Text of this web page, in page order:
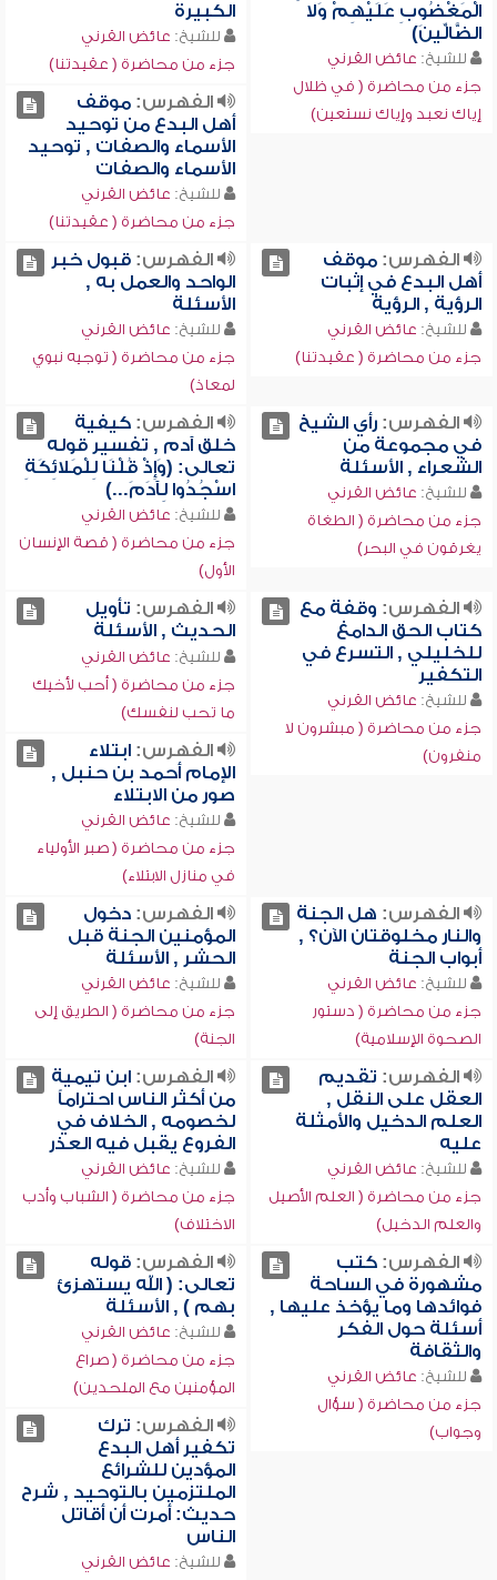
الْمَغْضُوبِ عَلَيْهِمْ وَلا
الضَّالِّينَ)
للشيخ: عائض القرني
جزء من محاضرة ( في ظلال
إياك نعبد وإياك نستعين)
الكبيرة
للشيخ: عائض القرني
جزء من محاضرة ( عقيدتنا)
الفهرس:موقف
أهل البدع من توحيد
الأسماء والصفات , توحيد
الأسماء والصفات
للشيخ: عائض القرني
جزء من محاضرة ( عقيدتنا)
الفهرس:موقف
أهل البدع في إثبات
الرؤية , الرؤية
للشيخ: عائض القرني
جزء من محاضرة ( عقيدتنا)
الفهرس:قبول خبر
الواحد والعمل به ,
الأسئلة
للشيخ: عائض القرني
جزء من محاضرة ( توجيه نبوي
لمعاذ)
الفهرس:رأي الشيخ
في مجموعة من
الشعراء , الأسئلة
للشيخ: عائض القرني
جزء من محاضرة ( الطغاة
يغرقون في البحر)
الفهرس:كيفية
خلق آدم , تفسير قوله
تعالى: (وَإِذْ قُلْنَا لِلْمَلائِكَةِ
اسْجُدُوا لِآدَمَ...)
للشيخ: عائض القرني
جزء من محاضرة ( قصة الإنسان
الأول)
الفهرس: وقفة مع
كتاب الحق الدامغ
للخليلي , التسرع في
التكفير
للشيخ: عائض القرني
جزء من محاضرة ( مبشرون لا
منفرون)
الفهرس: تأويل
الحديث , الأسئلة
للشيخ: عائض القرني
جزء من محاضرة ( أحب لأخيك
ما تحب لنفسك)
الفهرس:ابتلاء
الإمام أحمد بن حنبل ,
صور من الابتلاء
للشيخ: عائض القرني
جزء من محاضرة ( صبر الأولياء
في منازل الابتلاء)
الفهرس: هل الجنة
والنار مخلوقتان الآن؟ ,
أبواب الجنة
للشيخ: عائض القرني
جزء من محاضرة ( دستور
الصحوة الإسلامية)
الفهرس:دخول
المؤمنين الجنة قبل
الحشر , الأسئلة
للشيخ: عائض القرني
جزء من محاضرة ( الطريق إلى
الجنة)
الفهرس: تقديم
العقل على النقل ,
العلم الدخيل والأمثلة
عليه
للشيخ: عائض القرني
جزء من محاضرة ( العلم الأصيل
والعلم الدخيل)
الفهرس:ابن تيمية
من أكثر الناس احتراماً
لخصومه , الخلاف في
الفروع يقبل فيه العذر
للشيخ: عائض القرني
جزء من محاضرة ( الشباب وأدب
الاختلاف)
الفهرس:كتب
مشهورة في الساحة
فوائدها وما يؤخذ عليها ,
أسئلة حول الفكر
والثقافة
للشيخ: عائض القرني
جزء من محاضرة ( سؤال
وجواب)
الفهرس:قوله
تعالى: ( الله يستهزئ
بهم ) , الأسئلة
للشيخ: عائض القرني
جزء من محاضرة ( صراع
المؤمنين مع الملحدين)
الفهرس: ترك
تكفير أهل البدع
المؤدين للشرائع
الملتزمين بالتوحيد , شرح
حديث: أمرت أن أقاتل
الناس
للشيخ: عائض القرني